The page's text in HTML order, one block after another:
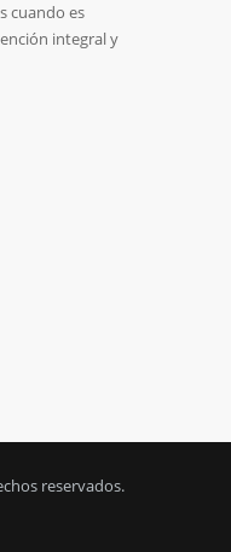
cuando es
integral y
reservados.